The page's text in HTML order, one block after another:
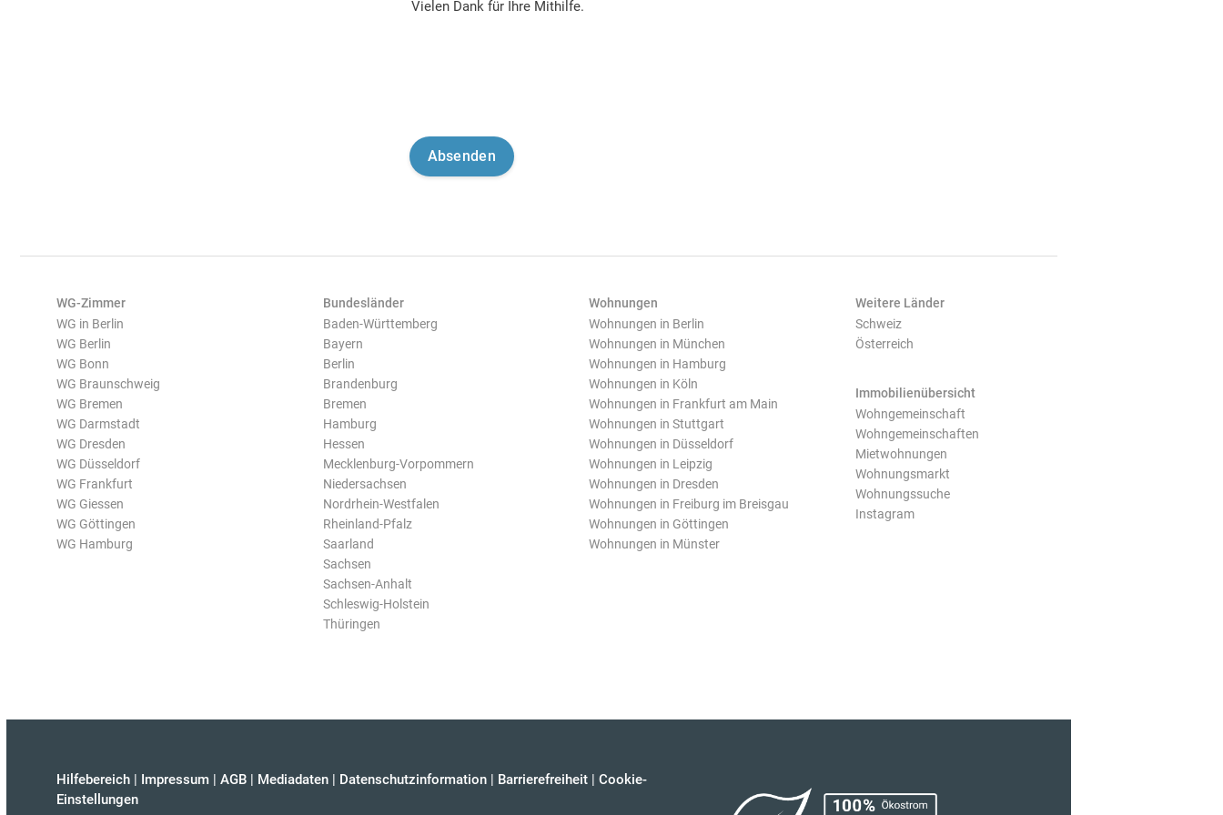
Vielen Dank für Ihre Mithilfe.
WG-Zimmer
WG in Berlin
WG Berlin
WG Bonn
WG Braunschweig
WG Bremen
WG Darmstadt
WG Dresden
WG Düsseldorf
WG Frankfurt
WG Giessen
WG Göttingen
WG Hamburg
Bundesländer
Baden-Württemberg
Bayern
Berlin
Brandenburg
Bremen
Hamburg
Hessen
Mecklenburg-Vorpommern
Niedersachsen
Nordrhein-Westfalen
Rheinland-Pfalz
Saarland
Sachsen
Sachsen-Anhalt
Schleswig-Holstein
Thüringen
Wohnungen
Wohnungen in Berlin
Wohnungen in München
Wohnungen in Hamburg
Wohnungen in Köln
Wohnungen in Frankfurt am Main
Wohnungen in Stuttgart
Wohnungen in Düsseldorf
Wohnungen in Leipzig
Wohnungen in Dresden
Wohnungen in Freiburg im Breisgau
Wohnungen in Göttingen
Wohnungen in Münster
Weitere Länder
Schweiz
Österreich
Immobilienübersicht
Wohngemeinschaft
Wohngemeinschaften
Mietwohnungen
Wohnungsmarkt
Wohnungssuche
Instagram
Hilfebereich | Impressum | AGB | Mediadaten | Datenschutzinformation | Barrierefreiheit | Cookie-
Einstellungen